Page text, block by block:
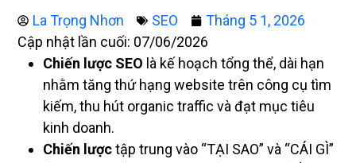
La Trọng Nhơn SEO
Tháng 5 1, 2026
Cập nhật lần cuối: 07/06/2026
Chiến lược SEO là kế hoạch tổng thể, dài hạn
nhằm tăng thứ hạng website trên công cụ tìm
kiếm, thu hút organic traffic và đạt mục tiêu
kinh doanh.
Chiến lượctập trung vào “TẠI SAO” và “CÁI GÌ”